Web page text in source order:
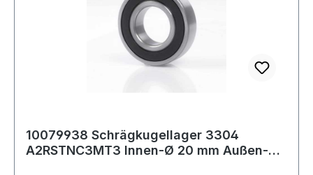
10079938 Schrägkugellager 3304
A2RSTNC3MT3 Innen-Ø 20 mm Außen-Ø